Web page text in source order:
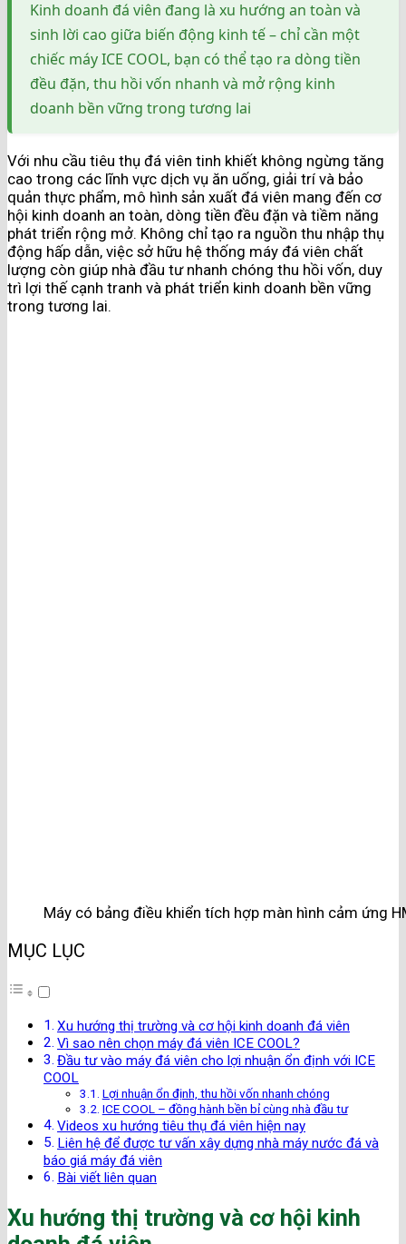
Kinh doanh đá viên đang là xu hướng an toàn và
sinh lời cao giữa biến động kinh tế – chỉ cần một
chiếc máy ICE COOL, bạn có thể tạo ra dòng tiền
đều đặn, thu hồi vốn nhanh và mở rộng kinh
doanh bền vững trong tương lai
Với nhu cầu tiêu thụ đá viên tinh khiết không ngừng tăng
cao trong các lĩnh vực dịch vụ ăn uống, giải trí và bảo
quản thực phẩm, mô hình sản xuất đá viên mang đến cơ
hội kinh doanh an toàn, dòng tiền đều đặn và tiềm năng
phát triển rộng mở. Không chỉ tạo ra nguồn thu nhập thụ
động hấp dẫn, việc sở hữu hệ thống máy đá viên chất
lượng còn giúp nhà đầu tư nhanh chóng thu hồi vốn, duy
trì lợi thế cạnh tranh và phát triển kinh doanh bền vững
trong tương lai.
Máy có bảng điều khiển tích hợp màn hình cảm ứng
MỤC LỤC
Xu hướng thị trường và cơ hội kinh doanh đá viên
Vì sao nên chọn máy đá viên ICE COOL?
Đầu tư vào máy đá viên cho lợi nhuận ổn định với ICE
COOL
Lợi nhuận ổn định, thu hồi vốn nhanh chóng
ICE COOL – đồng hành bền bỉ cùng nhà đầu tư
Videos xu hướng tiêu thụ đá viên hiện nay
Liên hệ để được tư vấn xây dựng nhà máy nước đá và
báo giá máy đá viên
Bài viết liên quan
Xu hướng thị trường và cơ hội kinh